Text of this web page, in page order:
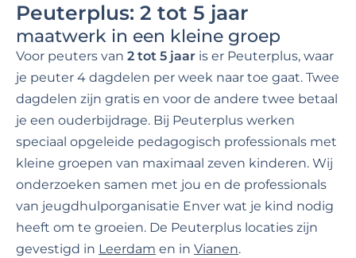
Peuterplus: 2 tot 5 jaar
maatwerk in een kleine groep
Voor peuters van 2 tot 5 jaar is er Peuterplus, waar
je peuter 4 dagdelen per week naar toe gaat. Twee
dagdelen zijn gratis en voor de andere twee betaal
je een ouderbijdrage. Bij Peuterplus werken
speciaal opgeleide pedagogisch professionals met
kleine groepen van maximaal zeven kinderen. Wij
onderzoeken samen met jou en de professionals
van jeugdhulporganisatie Enver wat je kind nodig
heeft om te groeien. De Peuterplus locaties zijn
gevestigd in Leerdam en in Vianen.